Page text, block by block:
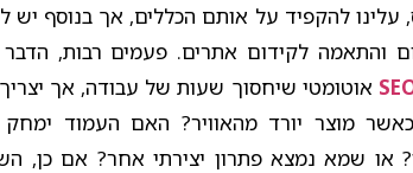
עלינו להקפיד על אותם הכללים, אך בנוסף יש
והתאמה לקידום אתרים. פעמים רבות, הדבר
אוטומטי שיחסוך שעות של עבודה, אך
מוצר יורד מהאוויר? האם העמוד ימחק
או שמא נמצא פתרון יצירתי אחר? אם כן,